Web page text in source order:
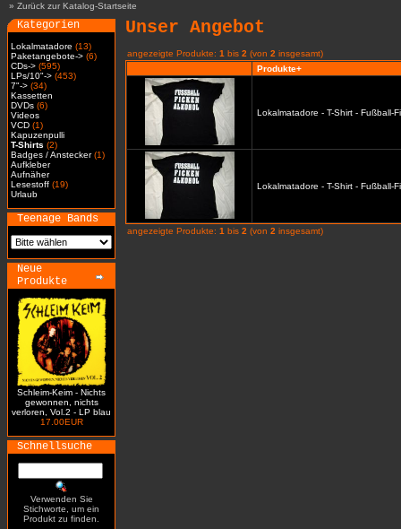
» Zurück zur Katalog-Startseite
Kategorien
Lokalmatadore (13)
Paketangebote-> (6)
CDs-> (595)
LPs/10"-> (453)
7"-> (34)
Kassetten
DVDs (6)
Videos
VCD (1)
Kapuzenpulli
T-Shirts (2)
Badges / Anstecker(1)
Aufkleber
Aufnäher
Lesestoff (19)
Urlaub
Teenage Bands
Neue
Produkte
Schleim-Keim - Nichts
gewonnen, nichts
verloren, Vol.2 - LP blau
17.00EUR
Schnellsuche
Verwenden Sie
Stichworte, um ein
Produkt zu finden.
Unser Angebot
angezeigte Produkte: 1 bis 2 (von 2 insgesamt)
Produkte+
Lokalmatadore - T-Shirt - Fußball-
Lokalmatadore - T-Shirt - Fußball-
angezeigte Produkte: 1 bis 2 (von 2 insgesamt)